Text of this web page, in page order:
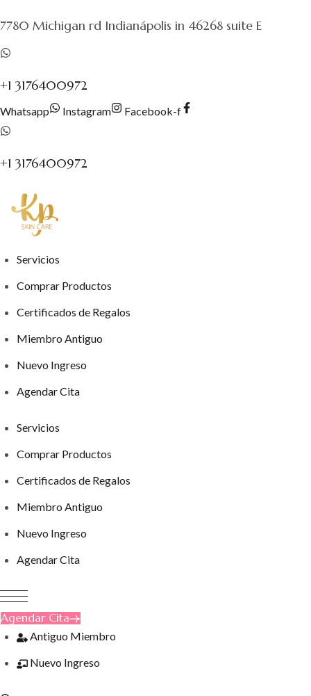
contenido
7780 Michigan rd Indianápolis in 46268 suite E
+1 3176400972
Whatsapp Instagram Facebook-f
+1 3176400972
Servicios
Comprar Productos
Certificados de Regalos
Miembro Antiguo
Nuevo Ingreso
Agendar Cita
Servicios
Comprar Productos
Certificados de Regalos
Miembro Antiguo
Nuevo Ingreso
Agendar Cita
Agendar Cita
Antiguo Miembro
Nuevo Ingreso